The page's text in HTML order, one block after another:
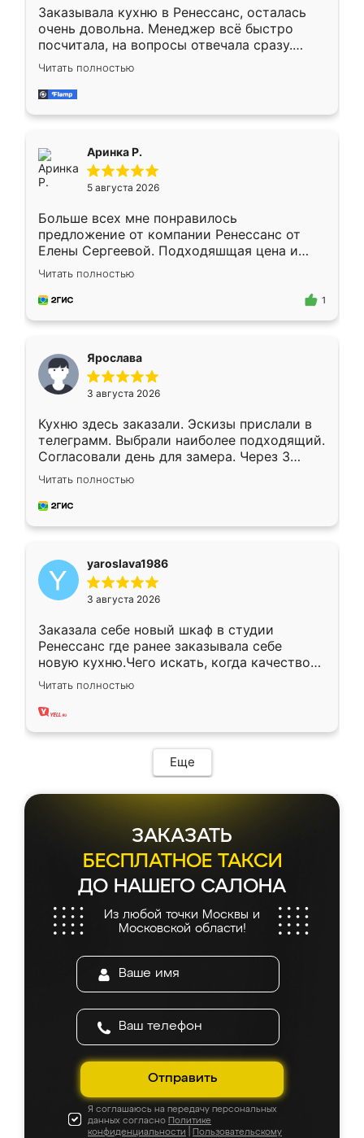
Заказывала кухню в Ренессанс, осталась
очень довольна. Менеджер всё быстро
посчитала, на вопросы отвечала сразу.
Замерщик приехал в субботу, подошёл к
делу со всей ответственностью. Собрали
за день, ребята работали аккуратно, даже
Читать полностью
Аринка Р.
5 августа 2026
Больше всех мне понравилось
предложение от компании Ренессанс от
Елены Сергеевой. Подходяшщая цена и
короткие сроки изготовления. Приехавший
для замера сотрудник Владислав
предложил по моему эскизу самый
Читать полностью
1
Ярослава
3 августа 2026
Кухню здесь заказали. Эскизы прислали в
телеграмм. Выбрали наиболее подходящий.
Согласовали день для замера. Через 3
недели кухня была уже готова. Остались
довольны работой. Спасибо Ренессанс
мебель за качественную работу!
Читать полностью
yaroslava1986
3 августа 2026
Заказала себе новый шкаф в студии
Ренессанс где ранее заказывала себе
новую кухню.Чего искать, когда качеством
вполне довольна. Служит кухня уже почти
два года, нареканий нет.
Читать полностью
Еще
ЗАКАЗАТЬ
БЕСПЛАТНОЕ ТАКСИ
ДО НАШЕГО САЛОНА
Из любой точки Москвы и
Московской области!
Отправить
Я соглашаюсь на передачу персональных
данных согласно Политике
конфиденциальности
Пользовательскому